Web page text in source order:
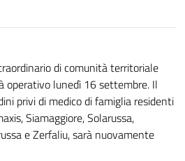
di comunità territoriale
operativo lunedì 16 settembre. Il
privi di medico di famiglia residenti
Siamaggiore, Solarussa,
e Zerfaliu, sarà nuovamente